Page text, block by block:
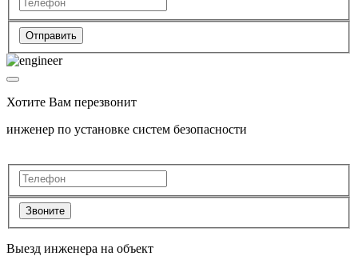
Отправить
Хотите Вам перезвонит
инженер по установке систем безопасности
Звоните
Выезд инженера на объект